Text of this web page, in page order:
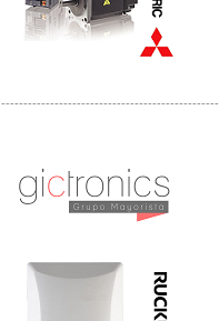
-------------------------------------------------